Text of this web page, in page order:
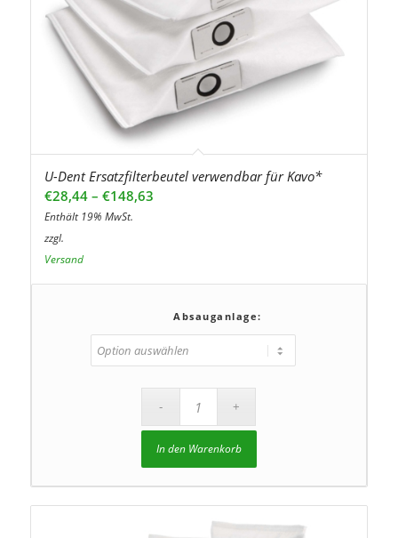
U-Dent Ersatzfilterbeutel verwendbar für Kavo*
€28,44 – €148,63Preisspanne:
Enthält 19% MwSt.
zzgl.
Versand
Absauganlage:
In den Warenkorb